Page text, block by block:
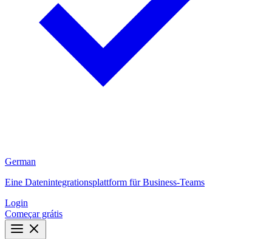
German
Eine Datenintegrationsplattform für Business-Teams
Login
Começar grátis